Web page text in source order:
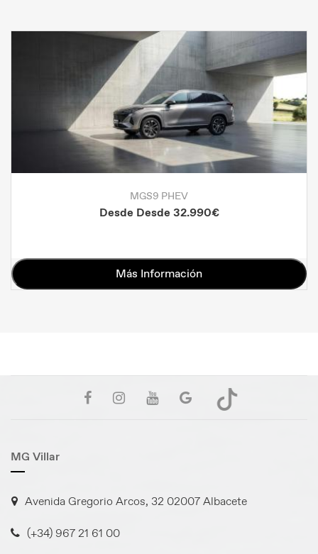
MGS9 PHEV
Desde Desde 32.990€
Más Información
MG Villar
Avenida Gregorio Arcos, 32 02007 Albacete
(+34) 967 21 61 00